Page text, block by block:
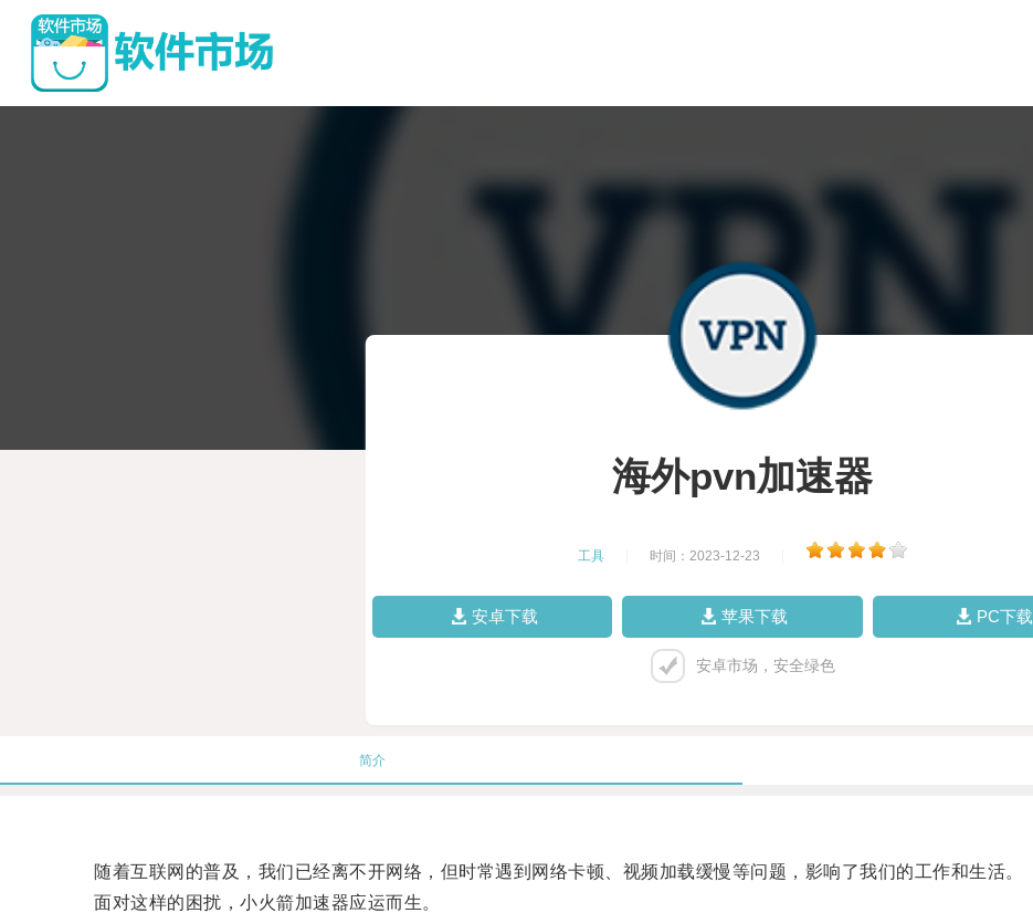
海外pvn加速器
工具 时间：2023-12-23
安卓下载 苹果下载 PC下载
安卓市场，安全绿色
简介
随着互联网的普及，我们已经离不开网络，但时常遇到网络卡顿、视频加载缓慢等问题，影响了我们的工作和生活。
面对这样的困扰，小火箭加速器应运而生。